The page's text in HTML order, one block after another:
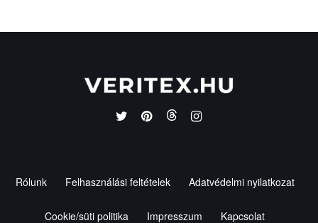
Rólunk Felhasználási feltételek Adatvédelmi nyilatkozat
Cookie/süti politika Impresszum Kapcsolat